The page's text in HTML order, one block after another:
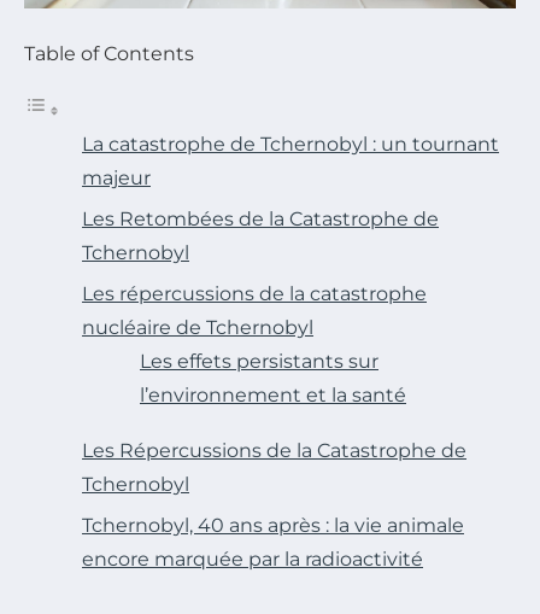
Table of Contents
La catastrophe de Tchernobyl : un tournant
majeur
Les Retombées de la Catastrophe de
Tchernobyl
Les répercussions de la catastrophe
nucléaire de Tchernobyl
Les effets persistants sur
l’environnement et la santé
Les Répercussions de la Catastrophe de
Tchernobyl
Tchernobyl, 40 ans après : la vie animale
encore marquée par la radioactivité